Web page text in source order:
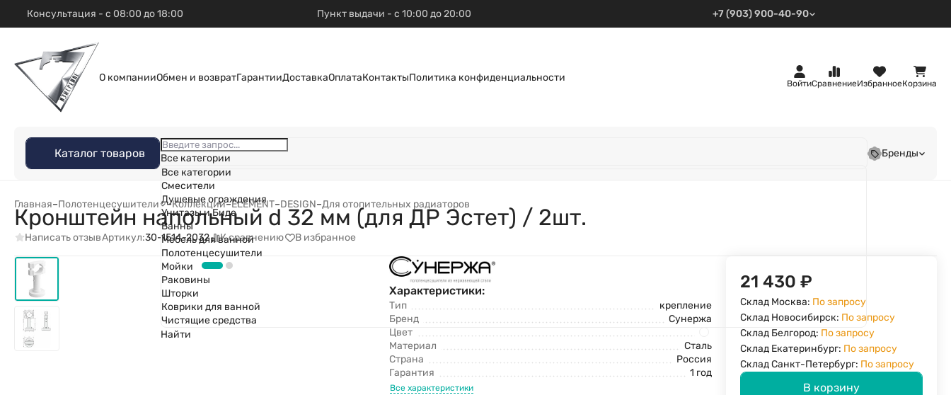
Консультация - с 08:00 до 18:00 Пункт выдачи - с 10:00 до 20:00 +7 (903) 900-40-90
О компанииОбмен и возвратГарантииДоставкаОплатаКонтактыПолитика конфиденциальности
ВойтиСравнениеИзбранноеКорзина
Каталог товаров
Все категории
Все категории
Смесители
Душевые ограждения
Унитазы и Биде
Ванны
Мебель для ванной
Полотенцесушители
Мойки
Раковины
Шторки
Коврики для ванной
Чистящие средства
Найти
Бренды
Главная–Полотенцесушители –Коллекции–ELEMENT–DESIGN–Для отопительных радиаторов
Кронштейн напольный d 32 мм (для ДР Эстет) / 2шт.
Написать отзывАртикул:30-1514-2032 К сравнению В избранное
Характеристики:
Тип
крепление
Бренд
Сунержа
Цвет
Материал
Сталь
Страна
Россия
Гарантия
1 год
Все характеристики
21 430₽
Склад Москва: По запросу
Склад Новосибирск: По запросу
Склад Белгород: По запросу
Склад Екатеринбург: По запросу
Склад Санкт-Петербург: По запросу
В корзину